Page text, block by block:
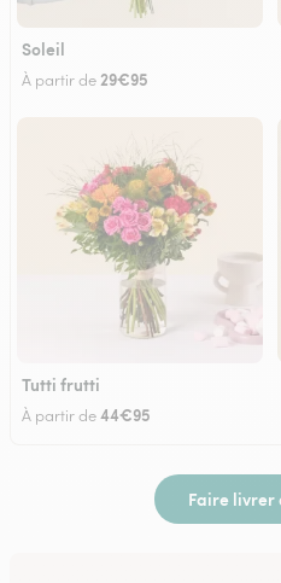
Soleil
À partir de 29€95
Tutti frutti
À partir de44€95
Faire livrer